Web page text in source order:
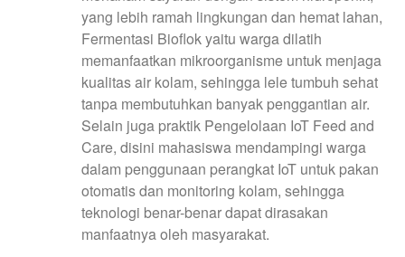
yang lebih ramah lingkungan dan hemat lahan,
Fermentasi Bioflok yaitu warga dilatih
memanfaatkan mikroorganisme untuk menjaga
kualitas air kolam, sehingga lele tumbuh sehat
tanpa membutuhkan banyak penggantian air.
Selain juga praktik Pengelolaan IoT Feed and
Care, disini mahasiswa mendampingi warga
dalam penggunaan perangkat IoT untuk pakan
otomatis dan monitoring kolam, sehingga
teknologi benar-benar dapat dirasakan
manfaatnya oleh masyarakat.